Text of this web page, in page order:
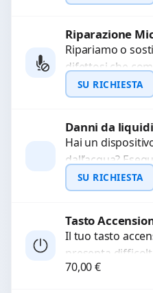
precisi e
Richiedi
Riparazione
Ripariamo o
difettosi che
audio delle
chiamate.
SU RICHIESTA
Richiedi
Danni da liquidi
Hai un
dall’acqua?
pulizia agli
ossidazioni,
SU RICHIESTA
Richiedi
Tasto
Il tuo tasto
presenta
professionale di
70,00€